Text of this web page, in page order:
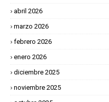
abril 2026
marzo 2026
febrero 2026
enero 2026
diciembre 2025
noviembre 2025